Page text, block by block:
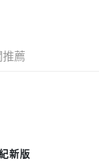
推薦
新版